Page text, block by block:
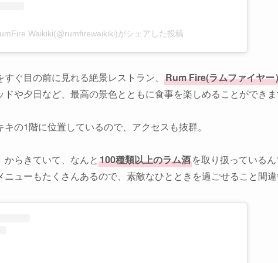
Waikiki(@rumfirewaikiki)がシェアした投稿
ぐ目の前に見れる絶景レストラン、 Rum Fire(ラムファイヤー
ドや夕日など、最高の景色とともに食事を楽しめることができま
の1階に位置しているので、アクセスも抜群。
からきていて、なんと 100種類以上のラム酒を取り扱っているん
ニューもたくさんあるので、素敵なひとときを過ごせること間